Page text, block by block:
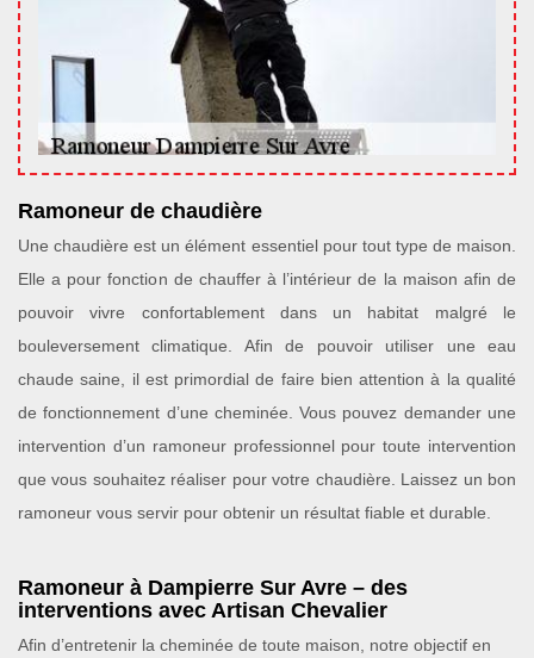
Ramoneur de chaudière
Une chaudière est un élément essentiel pour tout type de maison.
Elle a pour fonction de chauffer à l’intérieur de la maison afin de
pouvoir vivre confortablement dans un habitat malgré le
bouleversement climatique. Afin de pouvoir utiliser une eau
chaude saine, il est primordial de faire bien attention à la qualité
de fonctionnement d’une cheminée. Vous pouvez demander une
intervention d’un ramoneur professionnel pour toute intervention
que vous souhaitez réaliser pour votre chaudière. Laissez un bon
ramoneur vous servir pour obtenir un résultat fiable et durable.
Ramoneur à Dampierre Sur Avre – des
interventions avec Artisan Chevalier
Afin d’entretenir la cheminée de toute maison, notre objectif en